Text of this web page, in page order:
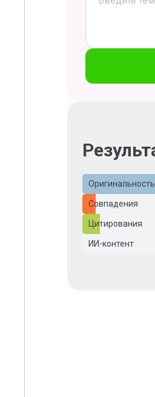
Оригинальность
Совпадения
Цитирования
ИИ-контент